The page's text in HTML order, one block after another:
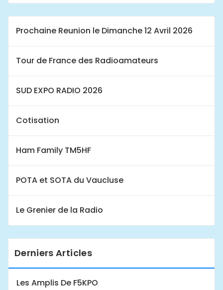
Prochaine Reunion le Dimanche 12 Avril 2026
Tour de France des Radioamateurs
SUD EXPO RADIO 2026
Cotisation
Ham Family TM5HF
POTA et SOTA du Vaucluse
Le Grenier de la Radio
Derniers Articles
Les Amplis De F5KPO